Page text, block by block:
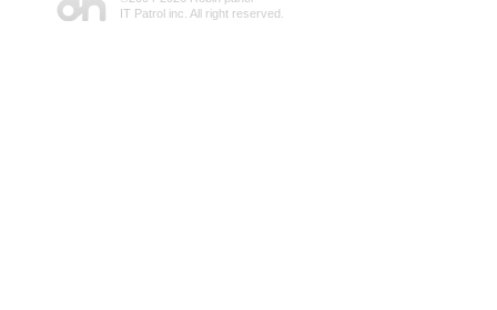
IT Patrol inc. All right reserved.